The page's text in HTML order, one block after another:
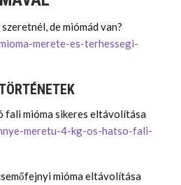
de miómád van?
merete-es-terhessegi-
fali mióma sikeres eltávolítása
meretu-4-kg-os-hatso-fali-
mióma eltávolítása